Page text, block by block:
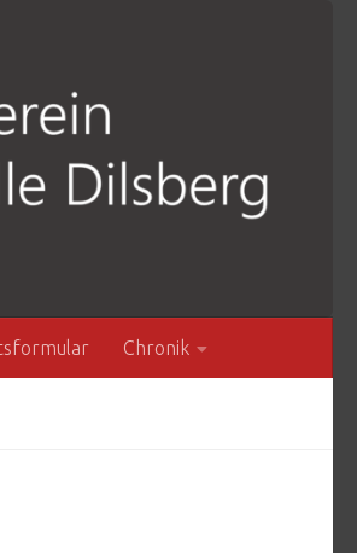
Chronik